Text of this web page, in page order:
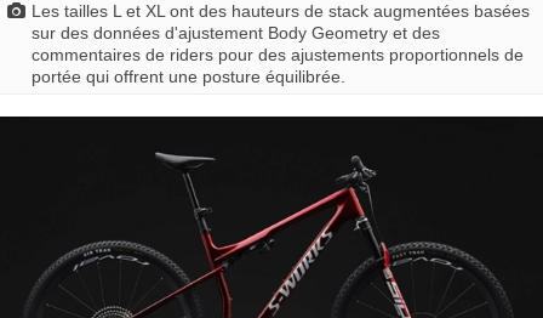
Les tailles L et XL ont des hauteurs de stack augmentées basées
sur des données d'ajustement Body Geometry et des
commentaires de riders pour des ajustements proportionnels de
portée qui offrent une posture équilibrée.